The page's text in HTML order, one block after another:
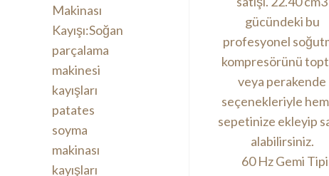
60 Hz Gemi